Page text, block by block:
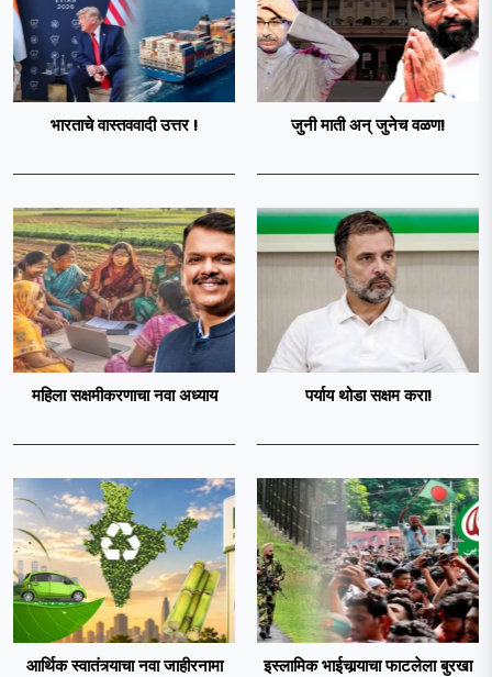
भारताचे वास्तववादी उत्तर ! जुनी माती अन् जुनेच वळण!
महिला सक्षमीकरणाचा नवा अध्याय पर्याय थोडा सक्षम करा!
आर्थिक स्वातंत्र्याचा नवा जाहीरनामा इस्लामिक भाईचार्‍याचा फाटलेला बुरखा